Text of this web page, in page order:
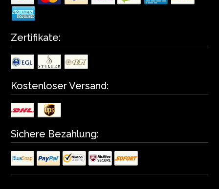
Zertifikate:
Kostenloser Versand:
Sichere Bezahlung: